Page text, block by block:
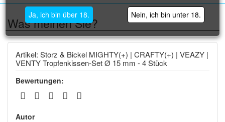
Ja, ich bin über 18. Nein, ich bin unter 18.
Was meinen Sie?
Artikel: Storz & Bickel MIGHTY(+) | CRAFTY(+) | VEAZY |
VENTY Tropfenkissen-Set Ø 15 mm - 4 Stück
Bewertungen:
Autor